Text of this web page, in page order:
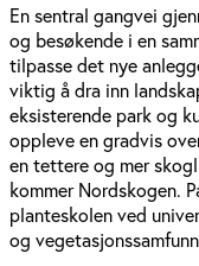
En sentral gangvei
og besøkende i en
tilpasse det nye
viktig å dra inn
eksisterende park og
oppleve en gradvis
en tettere og mer
kommer Nordskogen.
planteskolen ved
og